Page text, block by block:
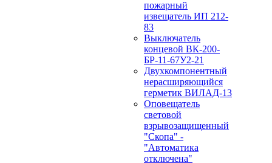
пожарный
извещатель ИП 212-
83
Выключатель
концевой ВК-200-
БР-11-67У2-21
Двухкомпонентный
нерасширяющийся
герметик ВИЛАД-13
Оповещатель
световой
взрывозащищенный
"Скопа" -
"Автоматика
отключена"